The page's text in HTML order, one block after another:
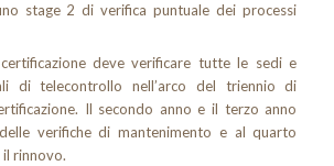
stage 2 di verifica puntuale dei processi
certificazione deve verificare tutte le sedi e
di telecontrollo nell’arco del triennio di
Il secondo anno e il terzo anno
verifiche di mantenimento e al quarto
rinnovo.